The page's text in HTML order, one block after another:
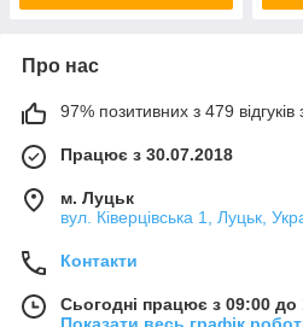
Про нас
97% позитивних з 479 відгуків
Працює з 30.07.2018
м. Луцьк
вул. Ківерцівська 1, Луцьк,
Контакти
Сьогодні працює з 09:00 до